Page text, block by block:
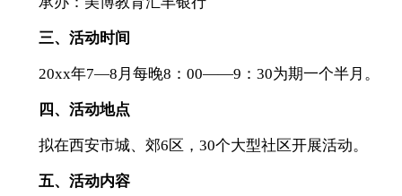
三、活动时间
20xx年7—8月每晚8：00——9：30为期一个半月。
四、活动地点
拟在西安市城、郊6区，30个大型社区开展活动。
五、活动内容